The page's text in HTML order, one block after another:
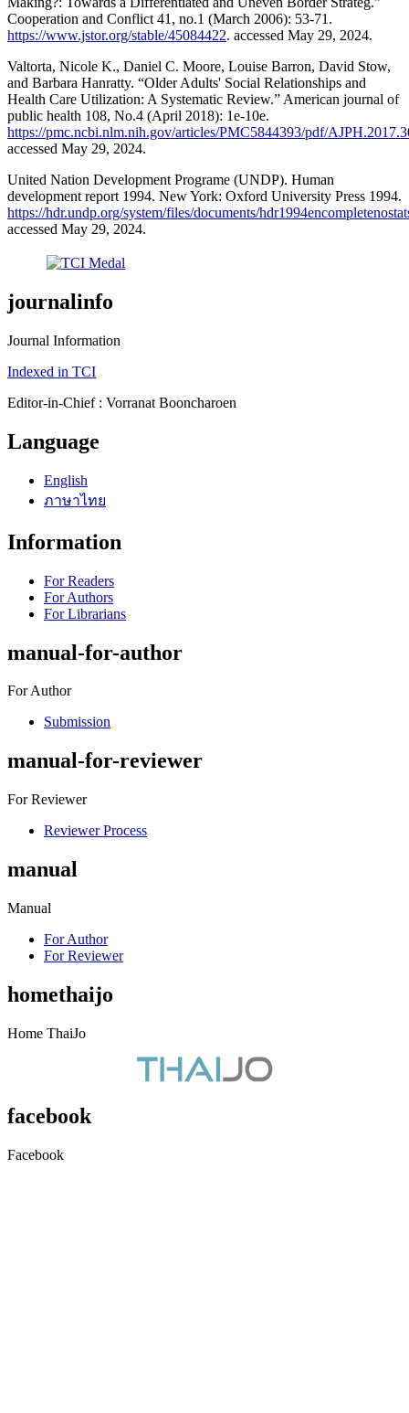
Cooperation and Conflict 41, no.1 (March 2006): 53-71.
https://www.jstor.org/stable/45084422. accessed May 29, 2024.
Valtorta, Nicole K., Daniel C. Moore, Louise Barron, David Stow,
and Barbara Hanratty. “Older Adults' Social Relationships and
Health Care Utilization: A Systematic Review.” American journal of
public health 108, No.4 (April 2018): 1e-10e.
https://pmc.ncbi.nlm.nih.gov/articles/PMC5844393/pdf/
accessed May 29, 2024.
United Nation Development Programe (UNDP). Human
development report 1994. New York: Oxford University Press 1994.
https://hdr.undp.org/system/files/documents/
accessed May 29, 2024.
journalinfo
Journal Information
Indexed in TCI
Editor-in-Chief : Vorranat Booncharoen
Language
English
ภาษาไทย
Information
For Readers
For Authors
For Librarians
manual-for-author
For Author
Submission
manual-for-reviewer
For Reviewer
Reviewer Process
manual
Manual
For Author
For Reviewer
homethaijo
Home ThaiJo
facebook
Facebook